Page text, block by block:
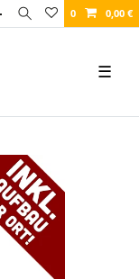
0 0,00 €
☰